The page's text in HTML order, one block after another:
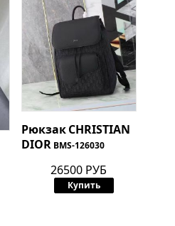
Рюкзак CHRISTIAN
DIOR BMS-126030
26500 РУБ
Купить